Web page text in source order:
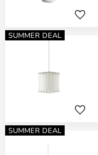
SUMMER DEAL
SUMMER DEAL